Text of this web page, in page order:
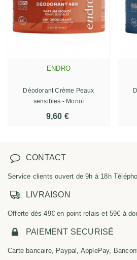
ENDRO
Déodorant Crème Peaux
sensibles - Monoï
9,60 €
CONTACT
Service clients ouvert de 9h à 18h
LIVRAISON
Offerte dès 49€ en point relais et 59€ à
PAIEMENT SECURISÉ
Carte bancaire, Paypal, ApplePay,